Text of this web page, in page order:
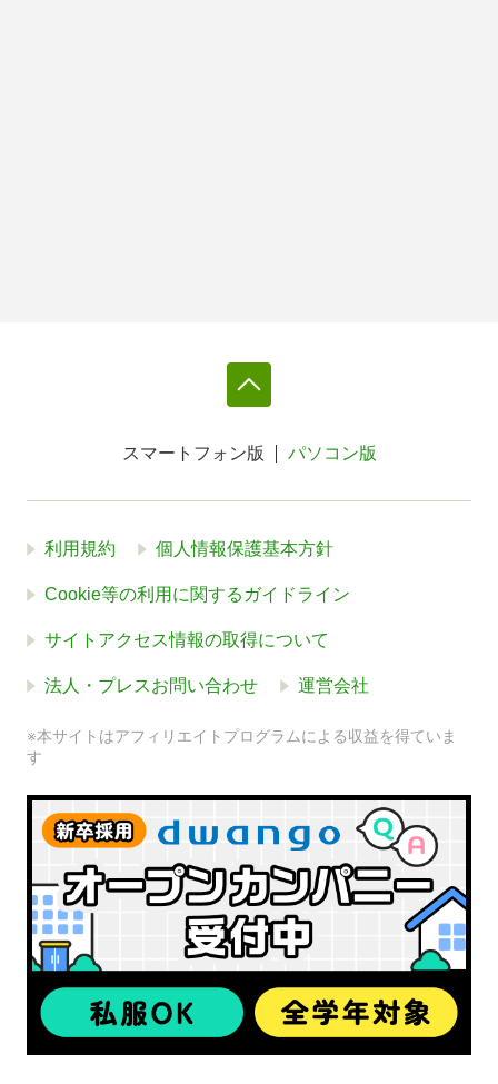
スマートフォン版 パソコン版
利用規約 個人情報保護基本方針
Cookie等の利用に関するガイドライン
サイトアクセス情報の取得について
法人・プレスお問い合わせ 運営会社
※本サイトはアフィリエイトプログラムによる収益を得ていま
す